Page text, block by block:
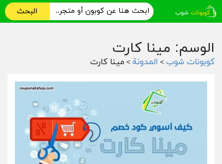
البحث
الوسم: مينا كارت
كوبونات شوب > المدونة > مينا كارت